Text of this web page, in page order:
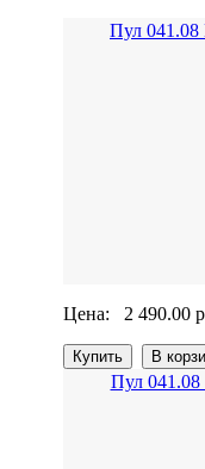
Пул
Цена: 2 490.00
Пул